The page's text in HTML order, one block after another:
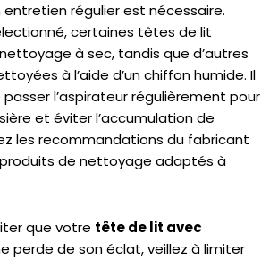
entretien régulier est nécessaire.
certaines têtes de lit
à sec, tandis que d’autres
à l’aide d’un chiffon humide. Il
l’aspirateur régulièrement pour
et éviter l’accumulation de
les recommandations du fabricant
de nettoyage adaptés à
que votre tête de lit avec
perde de son éclat, veillez à limiter